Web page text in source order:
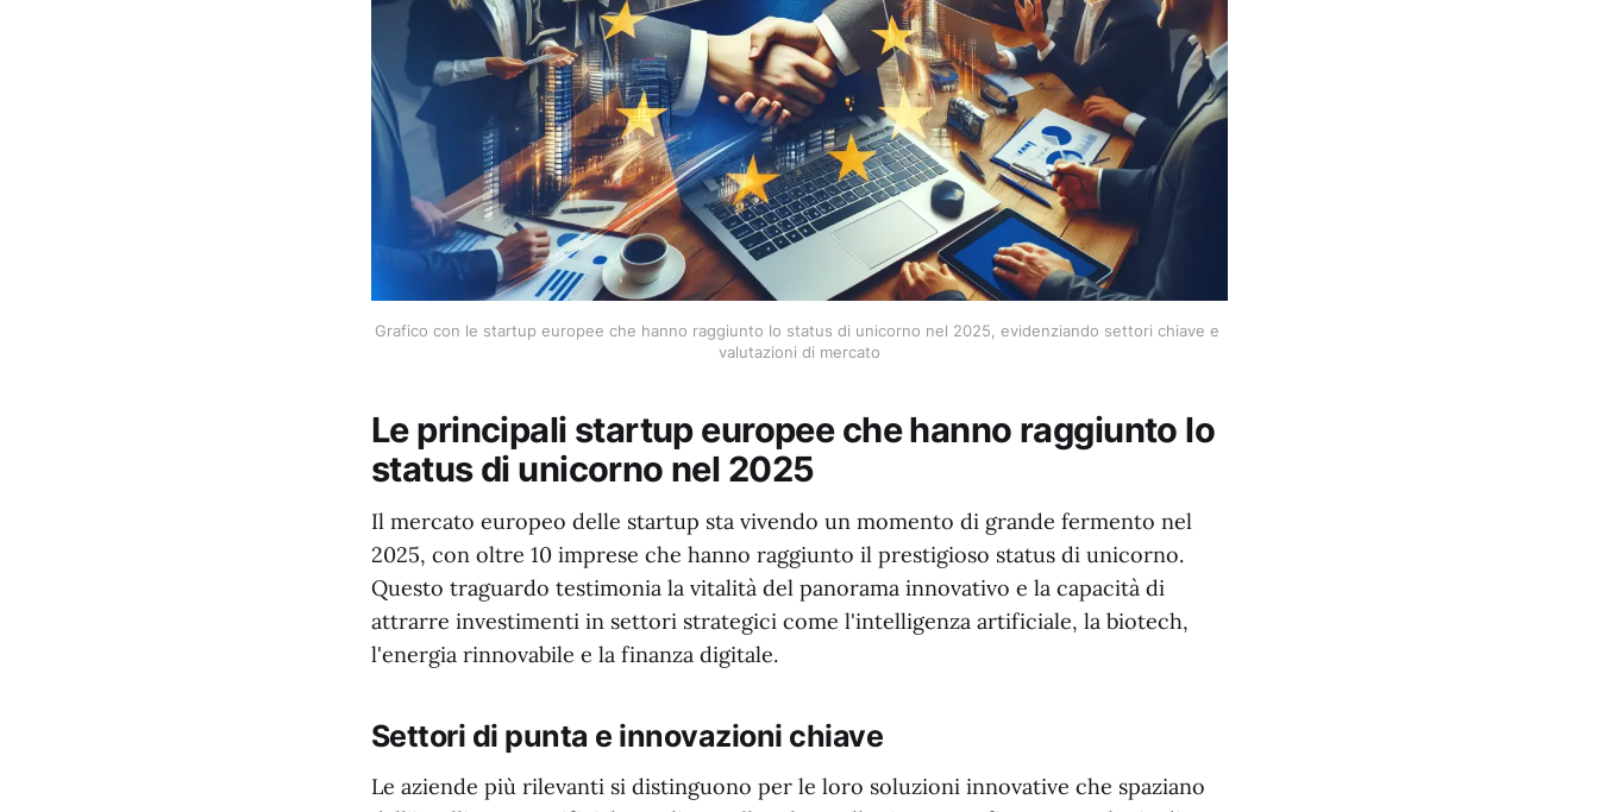
Grafico con le startup europee che hanno raggiunto lo status di unicorno nel 2025, evidenziando settori chiave e
valutazioni di mercato
Le principali startup europee che hanno raggiunto lo
status di unicorno nel 2025
Il mercato europeo delle startup sta vivendo un momento di grande fermento nel
2025, con oltre 10 imprese che hanno raggiunto il prestigioso status di unicorno.
Questo traguardo testimonia la vitalità del panorama innovativo e la capacità di
attrarre investimenti in settori strategici come l'intelligenza artificiale, la biotech,
l'energia rinnovabile e la finanza digitale.
Settori di punta e innovazioni chiave
Le aziende più rilevanti si distinguono per le loro soluzioni innovative che spaziano